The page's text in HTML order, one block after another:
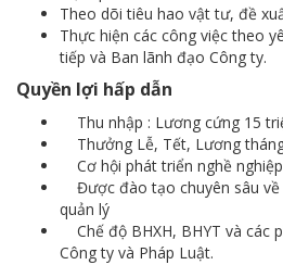
Theo dõi tiêu hao vật tư, đề
Thực hiện các công việc theo
tiếp và Ban lãnh đạo Công ty.
Quyền lợi hấp dẫn
Thu nhập : Lương cứng 15
Thưởng Lễ, Tết, Lương
Cơ hội phát triển nghề
Được đào tạo chuyên sâu về
quản lý
Chế độ BHXH, BHYT và các
Công ty và Pháp Luật.